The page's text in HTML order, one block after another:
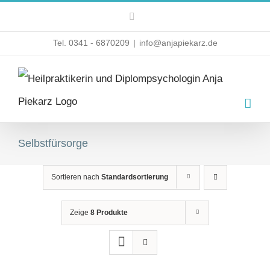
Inhalt
springen
Tel. 0341 - 6870209 | info@anjapiekarz.de
Selbstfürsorge
Sortieren nach Standardsortierung
Zeige 8 Produkte